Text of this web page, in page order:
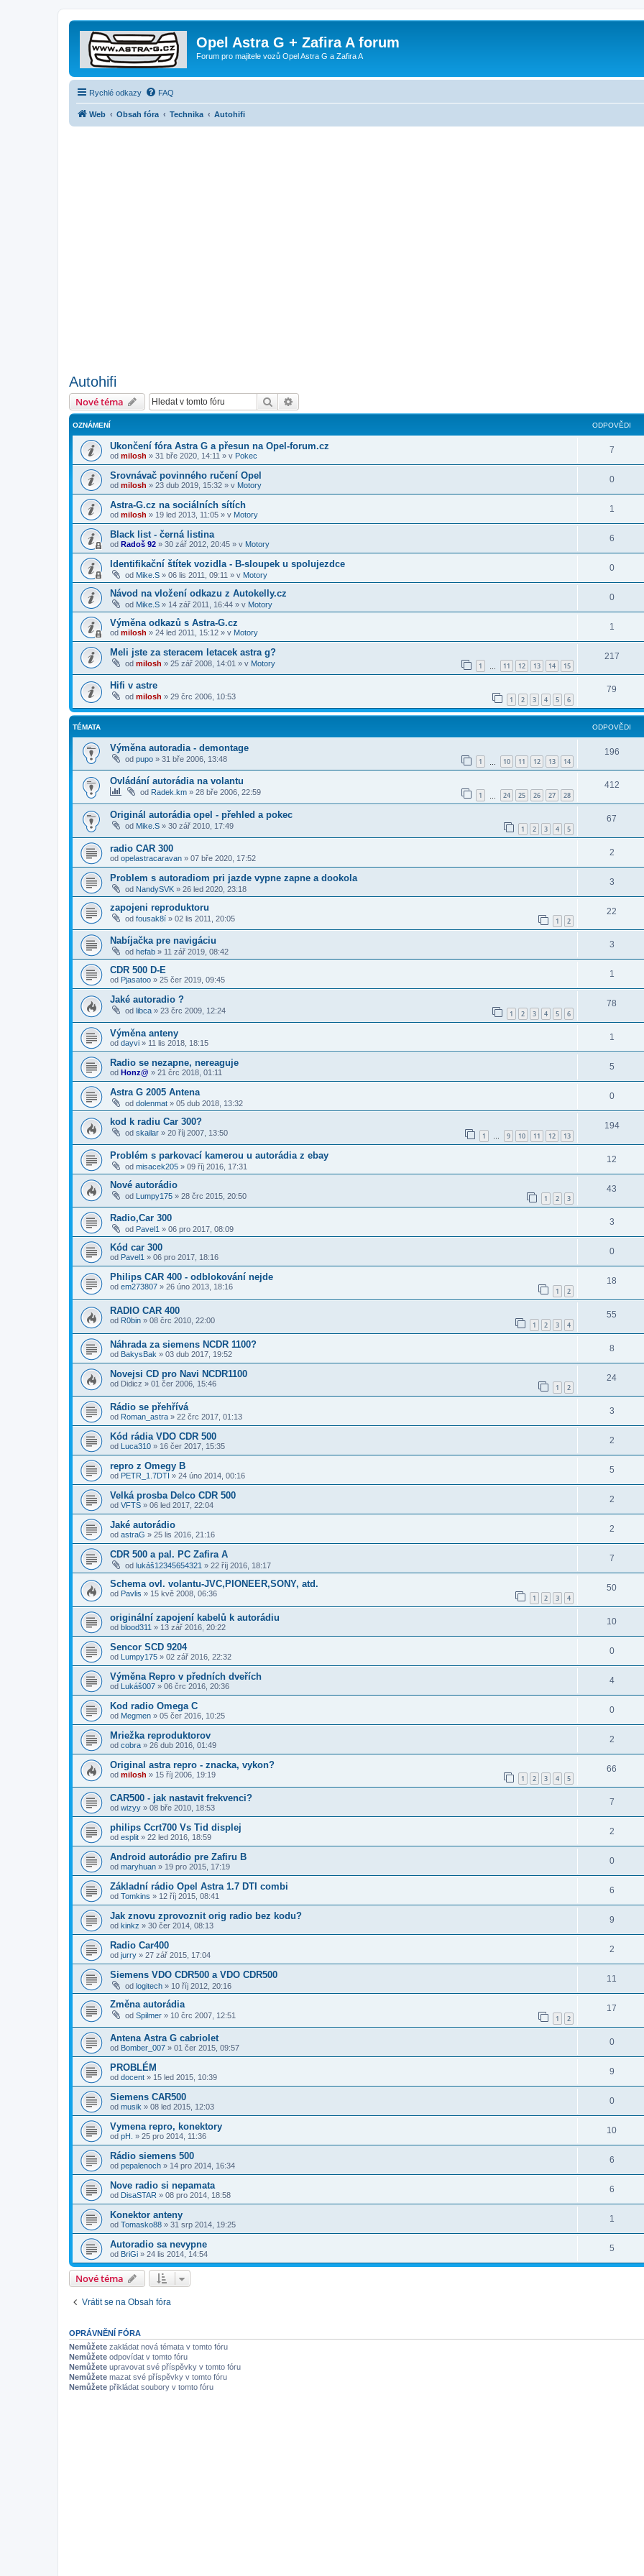
Opel Astra G + Zafira A forum
Forum pro majitele vozů Opel Astra G a Zafira A
Rychlé odkazy FAQ
Web Obsah fóra Technika Autohifi
Autohifi
Nové téma Hledat
OZNÁMENÍ ODPOVĚDI
Ukončení fóra Astra G a přesun na Opel-forum.cz
od milosh » 31 bře 2020, 14:11 » v Pokec
7
Srovnávač povinného ručení Opel
od milosh » 23 dub 2019, 15:32 » v Motory
0
Astra-G.cz na sociálních sítích
od milosh » 19 led 2013, 11:05 » v Motory
1
Black list - černá listina
od Radoš 92 » 30 zář 2012, 20:45 » v Motory
6
Identifikační štítek vozidla - B-sloupek u spolujezdce
od Mike.S » 06 lis 2011, 09:11 » v Motory
0
Návod na vložení odkazu z Autokelly.cz
od Mike.S » 14 zář 2011, 16:44 » v Motory
0
Výměna odkazů s Astra-G.cz
od milosh » 24 led 2011, 15:12 » v Motory
1
Meli jste za steracem letacek astra g?
od milosh » 25 zář 2008, 14:01 » v Motory 1 11 12 13 14 15
217
Hifi v astre
od milosh » 29 črc 2006, 10:53 1 2 3 4 5 6
79
TÉMATA ODPOVĚDI
Výměna autoradia - demontage
od pupo » 31 bře 2006, 13:48 1 10 11 12 13 14
196
Ovládání autorádia na volantu
od Radek.km » 28 bře 2006, 22:59 1 24 25 26 27 28
412
Originál autorádia opel - přehled a pokec
od Mike.S » 30 zář 2010, 17:49 1 2 3 4 5
67
radio CAR 300
od opelastracaravan » 07 bře 2020, 17:52
2
Problem s autoradiom pri jazde vypne zapne a dookola
od NandySVK » 26 led 2020, 23:18
3
zapojeni reproduktoru
od fousak8í » 02 lis 2011, 20:05 1 2
22
Nabíjačka pre navigáciu
od hefab » 11 zář 2019, 08:42
3
CDR 500 D-E
od Pjasatoo » 25 čer 2019, 09:45
1
Jaké autoradio ?
od libca » 23 črc 2009, 12:24 1 2 3 4 5 6
78
Výměna anteny
od dayvi » 11 lis 2018, 18:15
1
Radio se nezapne, nereaguje
od Honz@ » 21 črc 2018, 01:11
5
Astra G 2005 Antena
od dolenmat » 05 dub 2018, 13:32
0
kod k radiu Car 300?
od skailar » 20 říj 2007, 13:50 1 … 9 10 11 12 13
194
Problém s parkovací kamerou u autorádia z ebay
od misacek205 » 09 říj 2016, 17:31
12
Nové autorádio
od Lumpy175 » 28 črc 2015, 20:50 1 2 3
43
Radio,Car 300
od Pavel1 » 06 pro 2017, 08:09
3
Kód car 300
od Pavel1 » 06 pro 2017, 18:16
0
Philips CAR 400 - odblokování nejde
od em273807 » 26 úno 2013, 18:16 1 2
18
RADIO CAR 400
od R0bin » 08 črc 2010, 22:00 1 2 3 4
55
Náhrada za siemens NCDR 1100?
od BakysBak » 03 dub 2017, 19:52
8
Novejsi CD pro Navi NCDR1100
od Didicz » 01 čer 2006, 15:46 1 2
24
Rádio se přehřívá
od Roman_astra » 22 črc 2017, 01:13
3
Kód rádia VDO CDR 500
od Luca310 » 16 čer 2017, 15:35
2
repro z Omegy B
od PETR_1.7DTI » 24 úno 2014, 00:16
5
Velká prosba Delco CDR 500
od VFTS » 06 led 2017, 22:04
2
Jaké autorádio
od astraG » 25 lis 2016, 21:16
2
CDR 500 a pal. PC Zafira A
od lukáš12345654321 » 22 říj 2016, 18:17
7
Schema ovl. volantu-JVC,PIONEER,SONY, atd.
od Pavlis » 15 kvě 2008, 06:36 1 2 3 4
50
originální zapojení kabelů k autorádiu
od blood311 » 13 zář 2016, 20:22
10
Sencor SCD 9204
od Lumpy175 » 02 zář 2016, 22:32
0
Výměna Repro v předních dveřích
od Lukáš007 » 06 črc 2016, 20:36
4
Kod radio Omega C
od Megmen » 05 čer 2016, 10:25
0
Mriežka reproduktorov
od cobra » 26 dub 2016, 01:49
2
Original astra repro - znacka, vykon?
od milosh » 15 říj 2006, 19:19 1 2 3 4 5
66
CAR500 - jak nastavit frekvenci?
od wizyy » 08 bře 2010, 18:53
7
philips Ccrt700 Vs Tid displej
od esplit » 22 led 2016, 18:59
2
Android autorádio pre Zafiru B
od maryhuan » 19 pro 2015, 17:19
0
Základní rádio Opel Astra 1.7 DTI combi
od Tomkins » 12 říj 2015, 08:41
6
Jak znovu zprovoznit orig radio bez kodu?
od kinkz » 30 čer 2014, 08:13
9
Radio Car400
od jurry » 27 zář 2015, 17:04
2
Siemens VDO CDR500 a VDO CDR500
od logitech » 10 říj 2012, 20:16
11
Změna autorádia
od Spilmer » 10 črc 2007, 12:51 1 2
17
Antena Astra G cabriolet
od Bomber_007 » 01 čer 2015, 09:57
0
PROBLÉM
od docent » 15 led 2015, 10:39
9
Siemens CAR500
od musik » 08 led 2015, 12:03
0
Vymena repro, konektory
od pH. » 25 pro 2014, 11:36
10
Rádio siemens 500
od pepalenoch » 14 pro 2014, 16:34
6
Nove radio si nepamata
od DisaSTAR » 08 pro 2014, 18:58
6
Konektor anteny
od Tomasko88 » 31 srp 2014, 19:25
1
Autoradio sa nevypne
od BriGi » 24 lis 2014, 14:54
5
Nové téma
Vrátit se na Obsah fóra
OPRÁVNĚNÍ FÓRA
Nemůžete zakládat nová témata v tomto fóru
Nemůžete odpovídat v tomto fóru
Nemůžete upravovat své příspěvky v tomto fóru
Nemůžete mazat své příspěvky v tomto fóru
Nemůžete přikládat soubory v tomto fóru